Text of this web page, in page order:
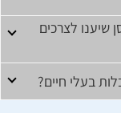
שיענו לצרכים
בעלי חיים?